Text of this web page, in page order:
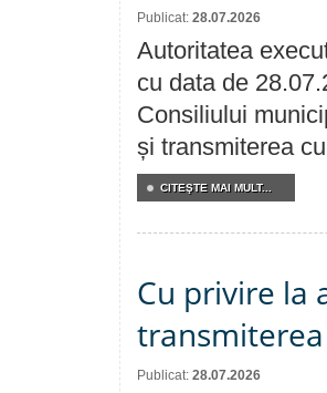
Publicat: 28.07.2026
Autoritatea
cu data de
Consiliului
și transmiterea
CITEŞTE MAI MULT...
Cu privire la
Publicat: 28.07.2026